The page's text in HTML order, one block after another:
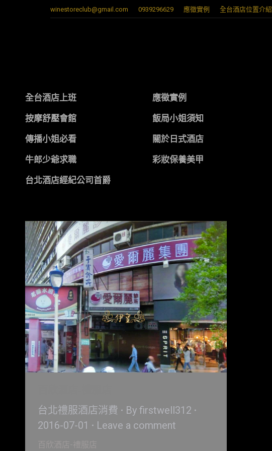
winestoreclub@gmail.com 0939296629 應徵實例 全台酒店位置介紹
全台酒店上班 應徵實例
按摩舒壓會館 飯局小姐須知
傳播小姐必看 關於日式酒店
牛郎少爺求職 彩妝保養美甲
台北酒店經紀公司首爵
台北禮服酒店消費 By firstwell312
2016-07-01
Leave a comment
百欣酒店-禮服店